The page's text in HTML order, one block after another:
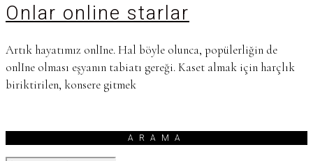
Onlar online starlar
Artık hayatımız onlIne. Hal böyle olunca, popülerliğin de
onlIne olması eşyanın tabiatı gereği. Kaset almak için harçlık
biriktirilen, konsere gitmek
ARAMA